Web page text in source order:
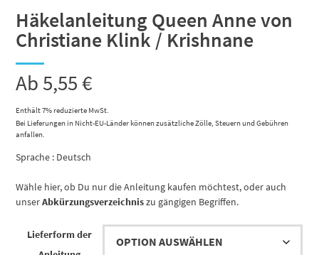
Häkelanleitung Queen Anne von
Christiane Klink / Krishnane
Ab 5,55€
Enthält 7% reduzierte MwSt.
Bei Lieferungen in Nicht-EU-Länder können zusätzliche Zölle, Steuern und Gebühren
anfallen.
Sprache : Deutsch
Wähle hier, ob Du nur die Anleitung kaufen möchtest, oder auch
unserAbkürzungsverzeichniszu gängigen Begriffen.
Lieferform der